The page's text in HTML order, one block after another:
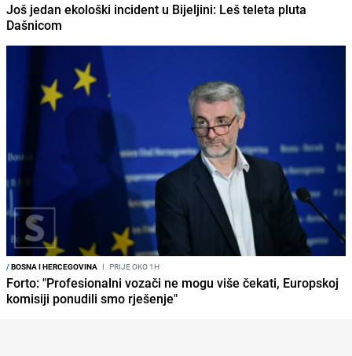
Još jedan ekološki incident u Bijeljini: Leš teleta pluta
Dašnicom
/BOSNA I HERCEGOVINA I PRIJE OKO 1H
Forto: "Profesionalni vozači ne mogu više čekati, Europskoj
komisiji ponudili smo rješenje"